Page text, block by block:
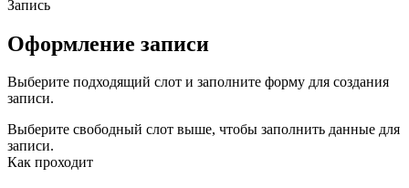
Запись
Оформление записи
Выберите подходящий слот и заполните форму для создания
записи.
Выберите свободный слот выше, чтобы заполнить данные для
записи.
Как проходит